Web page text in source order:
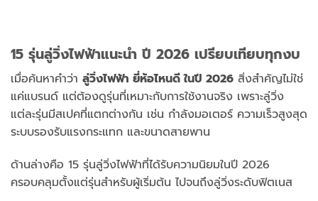
15 รุ่นลู่วิ่งไฟฟ้าแนะนำ ปี 2026 เปรียบเทียบทุกงบ
เมื่อค้นหาคำว่า ลู่วิ่งไฟฟ้า ยี่ห้อไหนดี ในปี 2026 สิ่งสำคัญไม่ใช่
แค่แบรนด์ แต่ต้องดูรุ่นที่เหมาะกับการใช้งานจริง เพราะลู่วิ่ง
แต่ละรุ่นมีสเปคที่แตกต่างกัน เช่น กำลังมอเตอร์ ความเร็วสูงสุด
ระบบรองรับแรงกระแทก และขนาดสายพาน
ด้านล่างคือ 15 รุ่นลู่วิ่งไฟฟ้าที่ได้รับความนิยมในปี 2026
ครอบคลุมตั้งแต่รุ่นสำหรับผู้เริ่มต้น ไปจนถึงลู่วิ่งระดับฟิตเนส